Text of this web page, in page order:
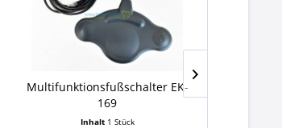
Multifunktionsfußschalter EK-
169
Inhalt 1 Stück